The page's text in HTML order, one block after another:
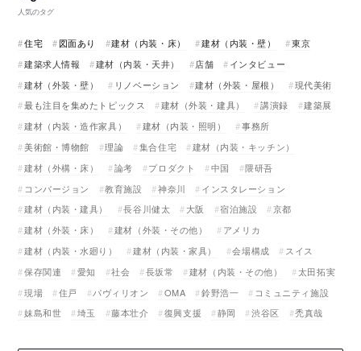
人気のタグ
住宅 図面あり 建材（内装・床） 建材（内装・壁）
東京
建築求人情報
建材（内装・天井） 店舗
インタビュー
建材（外装・壁）
リノベーション 建材（外装・屋根）
現代美術
最も注目を集めたトピックス
建材（外装・建具） 講演録
建築展
建材（内装・造作家具）
建材（内装・照明）
事務所
美術館・博物館
理論 集合住宅
建材（内装・キッチン）
建材（外構・床）
論考 プロダクト 中国
隈研吾
コンバージョン
教育施設 神奈川
インスタレーション
建材（内装・建具）
長谷川健太 大阪 宿泊施設
京都
建材（外装・床）
建材（外装・その他）
アメリカ
建材（内装・水廻り）
建材（内装・家具） 会場構成
スイス
保存関連
愛知 社会 長坂常 建材（内装・その他）
太田拓実
現場
住戸 パヴィリオン OMA 鈴野浩一
コミュニティ施設
妹島和世
埼玉 藤本壮介 復興支援 静岡 渋谷区 禿真哉